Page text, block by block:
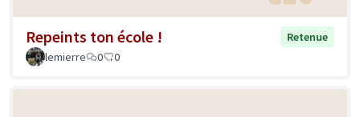
Repeints ton école !
Retenue
lemierre
0 0